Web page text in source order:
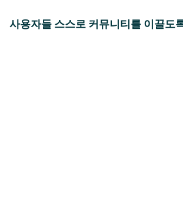
사용자들 스스로 커뮤니티를 이끌도